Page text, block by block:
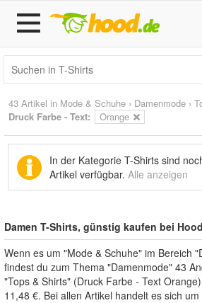
43 Artikel in Mode & Schuhe › Damenmode ›
Druck Farbe - Text:
Orange
In der Kategorie T-Shirts sind
Artikel verfügbar. Alle anzeigen
Damen T-Shirts, günstig kaufen bei
Wenn es um "Mode & Schuhe" im Bereich
findest du zum Thema "Damenmode" 43
"Tops & Shirts" (Druck Farbe - Text
11,48 €. Bei allen Artikel handelt es sich